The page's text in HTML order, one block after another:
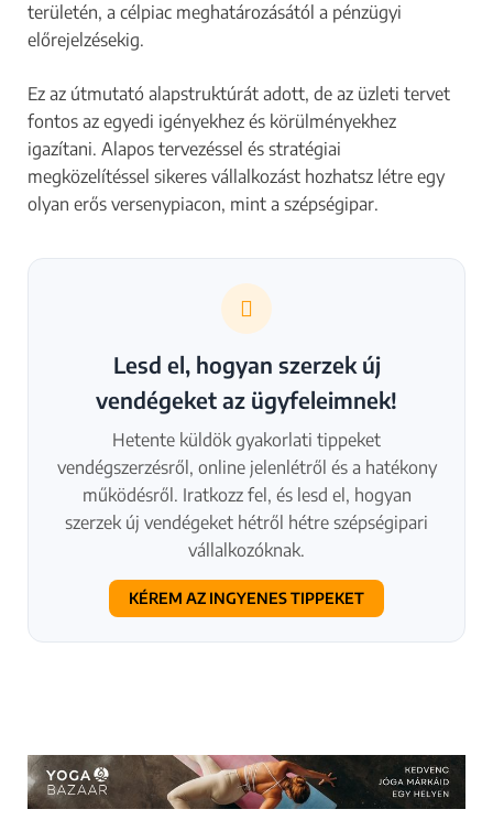
területén, a célpiac meghatározásától a pénzügyi
előrejelzésekig.
Ez az útmutató alapstruktúrát adott, de az üzleti tervet
fontos az egyedi igényekhez és körülményekhez
igazítani. Alapos tervezéssel és stratégiai
megközelítéssel sikeres vállalkozást hozhatsz létre egy
olyan erős versenypiacon, mint a szépségipar.
Lesd el, hogyan szerzek új
vendégeket az ügyfeleimnek!
Hetente küldök gyakorlati tippeket
vendégszerzésről, online jelenlétről és a hatékony
működésről. Iratkozz fel, és lesd el, hogyan
szerzek új vendégeket hétről hétre szépségipari
vállalkozóknak.
KÉREM AZ INGYENES TIPPEKET